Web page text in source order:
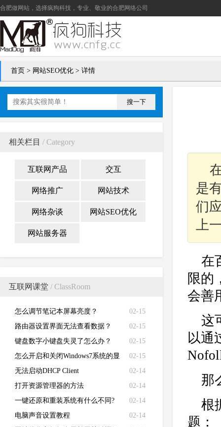
合肥做网站 ，选择疯狗科技，专业、敬业的合肥网络公司
首页 > 网站SEO优化 > 详情
搜一下
相关栏目 / Category
互联网产品 交互
网络推广 网站技术
网络杂谈 网站SEO优化
网站服务器
互联网课堂 / ClassRoom
02-15
怎么调节笔记本屏幕亮度？
02-15
路由器设置界面无法查看数据？
02-15
键盘数字小键盘失灵了怎么办？
02-15
怎么开启和关闭Windows7系统的显
卡硬件加速功能
02-14
无法启动DHCP Client
02-14
打开资源管理器的方法
02-14
一键还原和重装系统有什么不同?
02-14
电脑声音设置教程
是
们
上
在
限的
会善
这
以通
那
根
题：